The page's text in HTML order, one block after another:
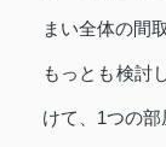
まい全体の間
もっとも検討
けて、1つの部